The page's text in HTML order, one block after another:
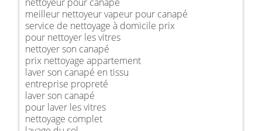
meilleur nettoyeur vapeur pour canapé
service de nettoyage à domicile prix
pour nettoyer les vitres
nettoyer son canapé
prix nettoyage appartement
laver son canapé en tissu
entreprise propreté
laver son canapé
pour laver les vitres
nettoyage complet